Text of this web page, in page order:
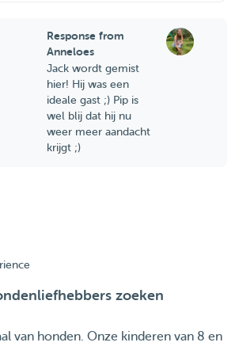
Response from
Anneloes
Jack wordt gemist
hier! Hij was een
ideale gast ;) Pip is
wel blij dat hij nu
weer meer aandacht
krijgt ;)
zoeken
van honden. Onze kinderen van 8 en